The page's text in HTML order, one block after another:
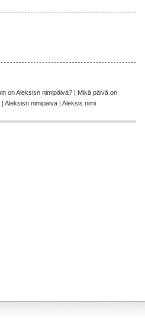
on Aleksisn nimipäivä? | Mikä päivä on
Aleksisn nimipäivä | Aleksis nimi